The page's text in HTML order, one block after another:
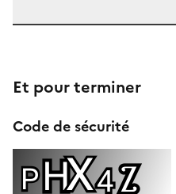
Et pour terminer
Code de sécurité